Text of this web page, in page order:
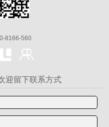
8166-560
迎留下联系方式